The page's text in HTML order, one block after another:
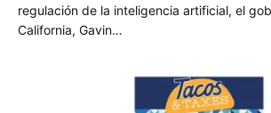
regulación de la inteligencia artificial, el
California, Gavin…